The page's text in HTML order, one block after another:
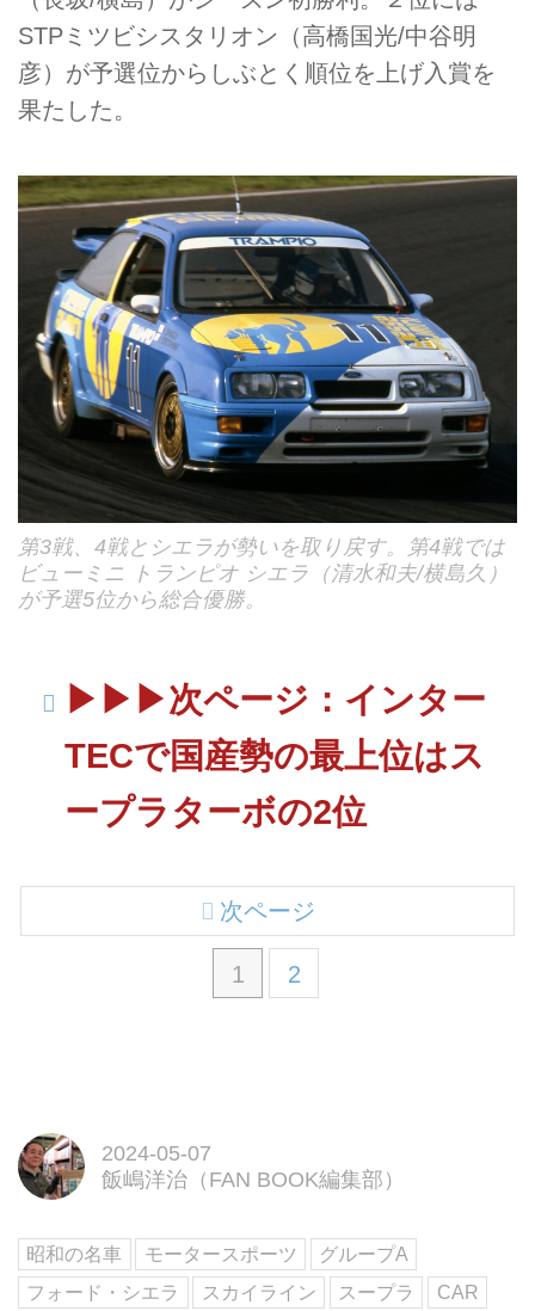
STPミツビシスタリオン（高橋国光/中谷明
彦）が予選位からしぶとく順位を上げ入賞を
果たした。
第3戦、4戦とシエラが勢いを取り戻す。第4戦では
ビューミニ トランピオ シエラ（清水和夫/横島久）
が予選5位から総合優勝。
▶▶▶次ページ：インター
TECで国産勢の最上位はス
ープラターボの2位
1 2
次ページ
2024-05-07
飯嶋洋治（FAN BOOK編集部）
昭和の名車 モータースポーツ
グループA
フォード・シエラ
スカイライン スープラ CAR